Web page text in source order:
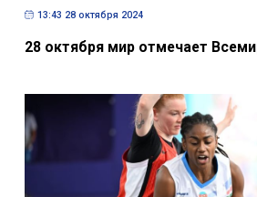
13:43 28 октября 2024
28 октября мир отмечает